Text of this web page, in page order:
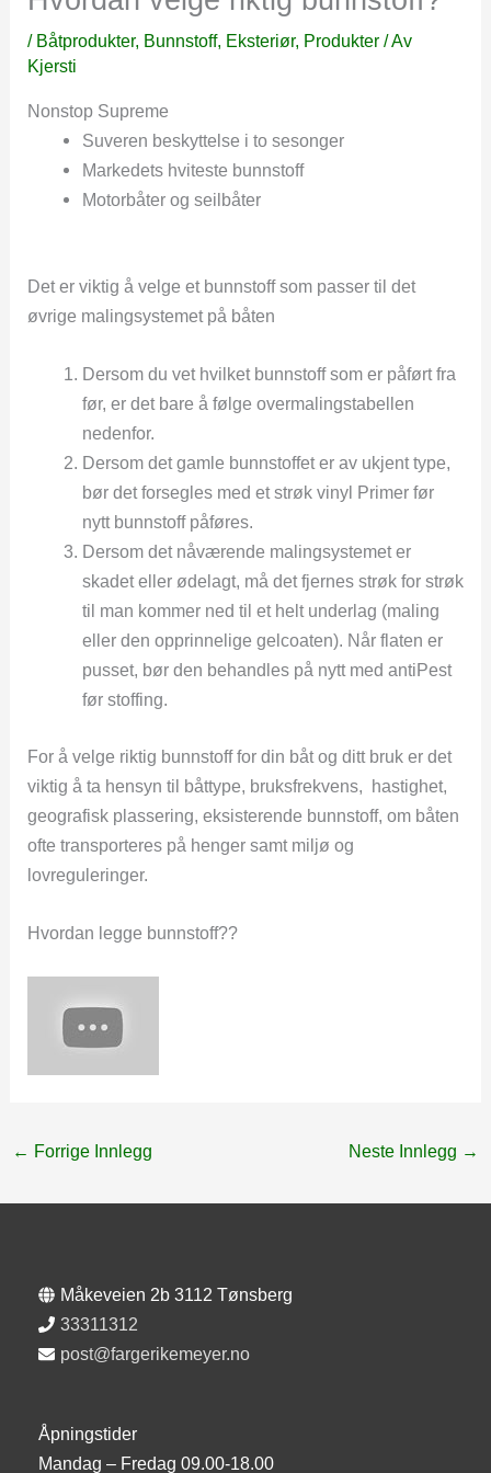
/ Båtprodukter, Bunnstoff, Eksteriør, Produkter / Av
Kjersti
Nonstop Supreme
Suveren beskyttelse i to sesonger
Markedets hviteste bunnstoff
Motorbåter og seilbåter
Det er viktig å velge et bunnstoff som passer til det
øvrige malingsystemet på båten
Dersom du vet hvilket bunnstoff som er påført fra
før, er det bare å følge overmalingstabellen
nedenfor.
Dersom det gamle bunnstoffet er av ukjent type,
bør det forsegles med et strøk vinyl Primer før
nytt bunnstoff påføres.
Dersom det nåværende malingsystemet er
skadet eller ødelagt, må det fjernes strøk for strøk
til man kommer ned til et helt underlag (maling
eller den opprinnelige gelcoaten). Når flaten er
pusset, bør den behandles på nytt med antiPest
før stoffing.
For å velge riktig bunnstoff for din båt og ditt bruk er det
viktig å ta hensyn til båttype, bruksfrekvens, hastighet,
geografisk plassering, eksisterende bunnstoff, om båten
ofte transporteres på henger samt miljø og
lovreguleringer.
Hvordan legge bunnstoff??
← Forrige Innlegg Neste Innlegg →
Måkeveien 2b 3112 Tønsberg
33311312
post@fargerikemeyer.no
Åpningstider
Mandag – Fredag 09.00-18.00